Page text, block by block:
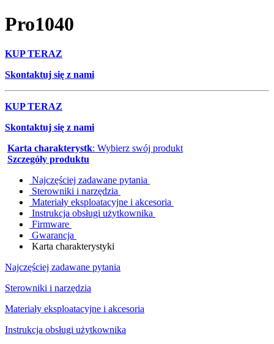
Pro1040
KUP TERAZ
Skontaktuj się z nami
KUP TERAZ
Skontaktuj się z nami
Karta charakterystk: Wybierz swój produkt
Szczegóły produktu
Najczęściej zadawane pytania
Sterowniki i narzędzia
Materiały eksploatacyjne i akcesoria
Instrukcja obsługi użytkownika
Firmware
Gwarancja
Karta charakterystyki
Najczęściej zadawane pytania
Sterowniki i narzędzia
Materiały eksploatacyjne i akcesoria
Instrukcja obsługi użytkownika